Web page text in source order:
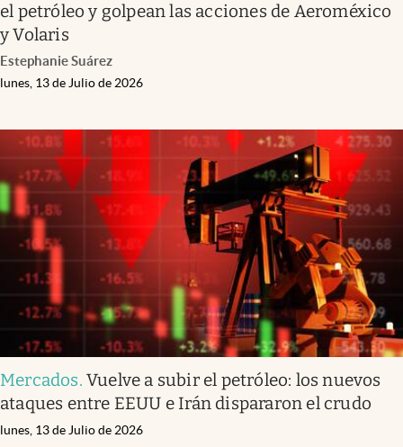
el petróleo y golpean las acciones de Aeroméxico
y Volaris
Estephanie Suárez
lunes, 13 de Julio de 2026
Mercados.Vuelve a subir el petróleo: los nuevos
ataques entre EEUU e Irán dispararon el crudo
lunes, 13 de Julio de 2026